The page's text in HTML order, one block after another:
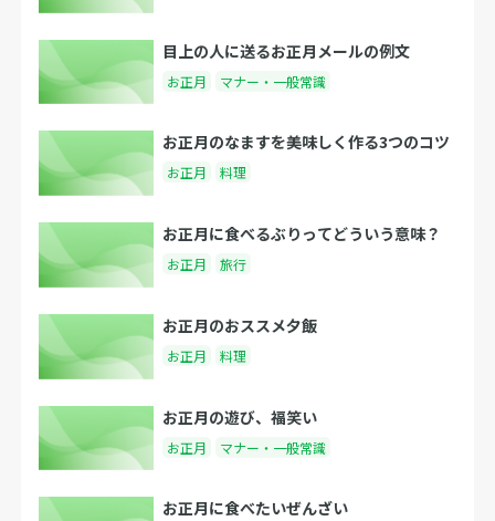
目上の人に送るお正月メールの例文
お正月 マナー・一般常識
お正月のなますを美味しく作る3つのコツ
お正月 料理
お正月に食べるぶりってどういう意味？
お正月 旅行
お正月のおススメ夕飯
お正月 料理
お正月の遊び、福笑い
お正月 マナー・一般常識
お正月に食べたいぜんざい